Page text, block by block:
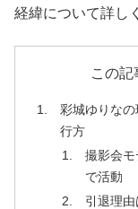
経緯について詳し
この記
彩城ゆりな
行方
撮影会
で活動
引退理